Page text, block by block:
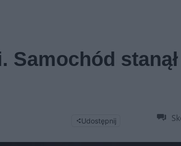
Samochód
Udostępnij